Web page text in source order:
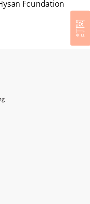
Foundation
訂閱